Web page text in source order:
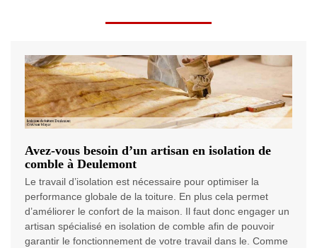
Avez-vous besoin d’un artisan en isolation de
comble à Deulemont
Le travail d’isolation est nécessaire pour optimiser la
performance globale de la toiture. En plus cela permet
d’améliorer le confort de la maison. Il faut donc engager un
artisan spécialisé en isolation de comble afin de pouvoir
garantir le fonctionnement de votre travail dans le. Comme